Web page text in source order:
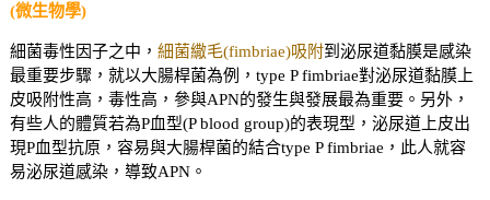
(微生物學)
細菌毒性因子之中， 細菌繖毛(fimbriae)吸附到泌尿道黏膜是感染
最重要步驟，就以大腸桿菌為例，type P fimbriae對泌尿道黏膜上
皮吸附性高，毒性高，參與APN的發生與發展最為重要。另外，
有些人的體質若為P血型(P blood group)的表現型，泌尿道上皮出
現P血型抗原，容易與大腸桿菌的結合type P fimbriae，此人就容
易泌尿道感染，導致APN。